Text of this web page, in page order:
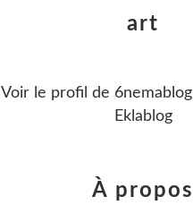
art
Voir le profil de 6nemablog
Eklablog
À propos